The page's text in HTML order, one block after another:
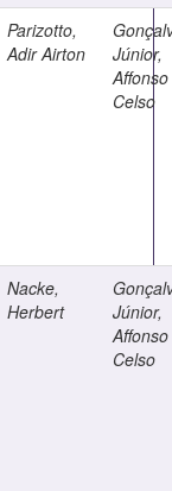
Parizotto,
Adir Airton
Júnior,
Affonso
Celso
Nacke,
Herbert
Júnior,
Affonso
Celso